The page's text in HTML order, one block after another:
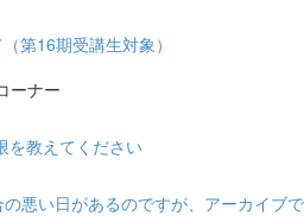
第16期受講生対象）
ーナー
を教えてください
悪い日があるのですが、アーカイブ